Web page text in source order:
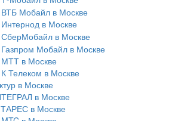
Мобайл в Москве
в Москве
в Москве
Мобайл в Москве
в Москве
Телеком в Москве
в Москве
в Москве
в Москве